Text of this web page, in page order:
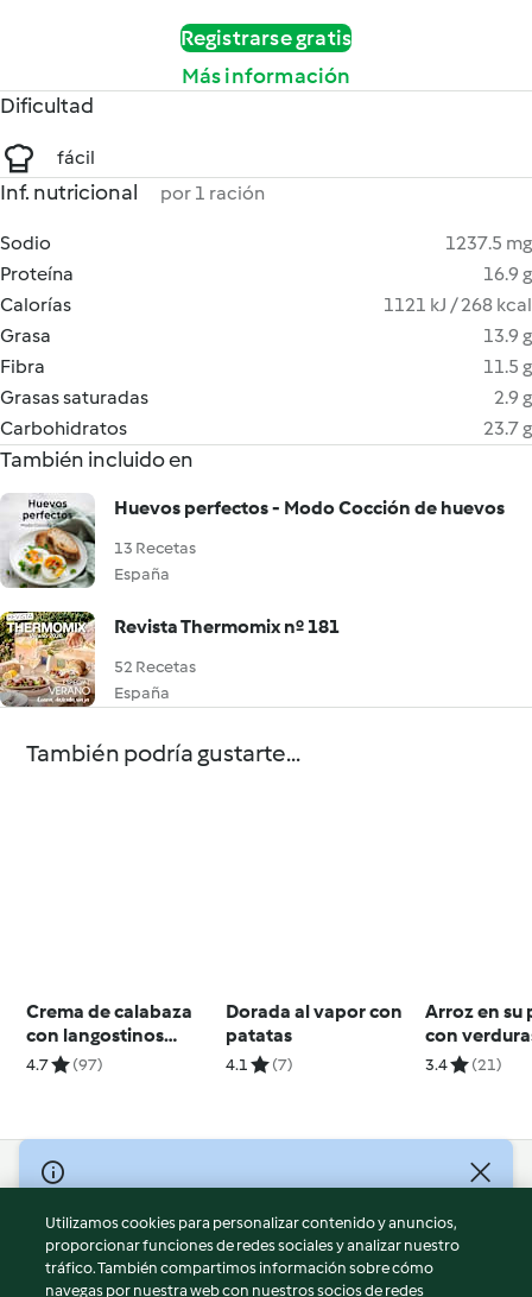
Registrarse gratis
Más información
Dificultad
fácil
Inf. nutricional por 1 ración
Sodio
1237.5 mg
Proteína
16.9 g
Calorías
1121 kJ / 268 kcal
Grasa
13.9 g
Fibra
11.5 g
Grasas saturadas
2.9 g
Carbohidratos
23.7 g
También incluido en
Huevos perfectos - Modo Cocción de huevos
13 Recetas
España
Revista Thermomix nº 181
52 Recetas
España
También podría gustarte...
Crema de calabaza
con langostinos
dorados
4.7 (97)
Dorada al vapor con
patatas
4.1 (7)
Arroz en su
con
3.4 (21)
© Copyright 2026
Términos de uso
Política de privacidad
Aviso legal
Utilizamos cookies para personalizar contenido y anuncios,
proporcionar funciones de redes sociales y analizar nuestro
tráfico. También compartimos información sobre cómo
navegas por nuestra web con nuestros socios de redes